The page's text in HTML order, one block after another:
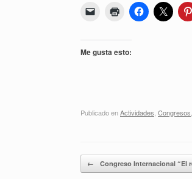
Me gusta esto:
Publicado enActividades Congresos
Navegador de artículos
← Congreso Internacional “El